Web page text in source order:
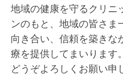
地域の健康を守るクリニ
ンのもと、地域の皆さま
向き合い、信頼を築きな
療を提供してまいります。
どうぞよろしくお願い申